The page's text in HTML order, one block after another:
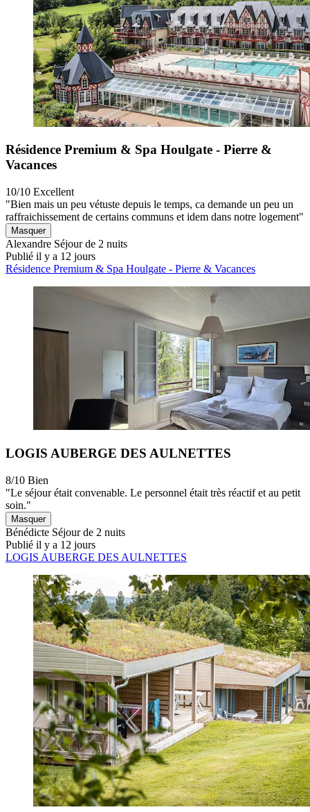
Résidence Premium & Spa Houlgate - Pierre &
Vacances
10/10 Excellent
"Bien mais un peu vétuste depuis le temps, ca demande un peu un
raffraichissement de certains communs et idem dans notre logement"
Masquer
Alexandre Séjour de 2 nuits
Publié il y a 12 jours
Résidence Premium & Spa Houlgate - Pierre & Vacances
LOGIS AUBERGE DES AULNETTES
8/10 Bien
"Le séjour était convenable. Le personnel était très réactif et au petit
soin."
Masquer
Bénédicte Séjour de 2 nuits
Publié il y a 12 jours
LOGIS AUBERGE DES AULNETTES